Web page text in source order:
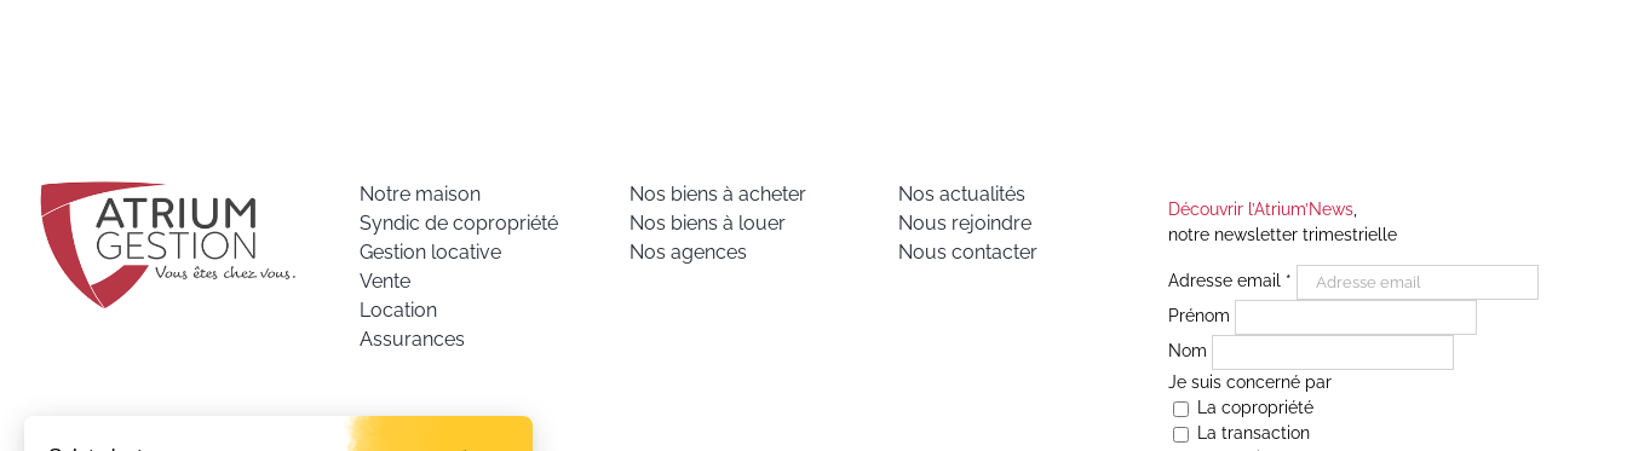
Notre maison
Syndic de copropriété
Gestion locative
Vente
Location
Assurances
Nos biens à acheter
Nos biens à louer
Nos agences
Nos actualités
Nous rejoindre
Nous contacter
Découvrir l’Atrium’News,
notre newsletter trimestrielle
Adresse email *
Prénom
Nom
Je suis concerné par
La copropriété
La transaction